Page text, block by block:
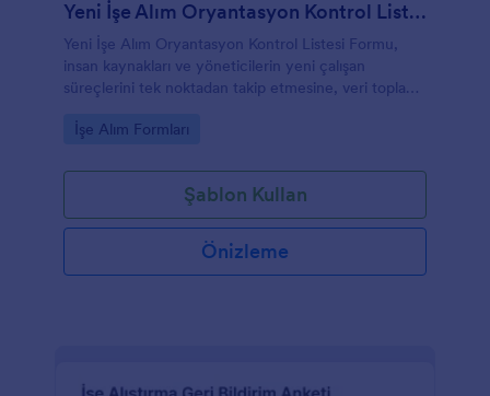
Yeni İşe Alım Oryantasyon Kontrol Listesi Formu
Yeni İşe Alım Oryantasyon Kontrol Listesi Formu,
insan kaynakları ve yöneticilerin yeni çalışan
süreçlerini tek noktadan takip etmesine, veri toplama
düzenli biçimde yönetmesine yardımcı olur.
Go to Category:
İşe Alım Formları
Şablon Kullan
Önizleme